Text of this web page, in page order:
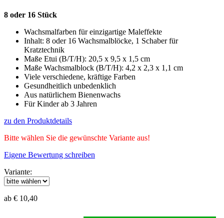
8 oder 16 Stück
Wachsmalfarben für einzigartige Maleffekte
Inhalt: 8 oder 16 Wachsmalblöcke, 1 Schaber für
Kratztechnik
Maße Etui (B/T/H): 20,5 x 9,5 x 1,5 cm
Maße Wachsmalblock (B/T/H): 4,2 x 2,3 x 1,1 cm
Viele verschiedene, kräftige Farben
Gesundheitlich unbedenklich
Aus natürlichem Bienenwachs
Für Kinder ab 3 Jahren
zu den Produktdetails
Bitte wählen Sie die gewünschte Variante aus!
Eigene Bewertung schreiben
Variante:
ab € 10,40